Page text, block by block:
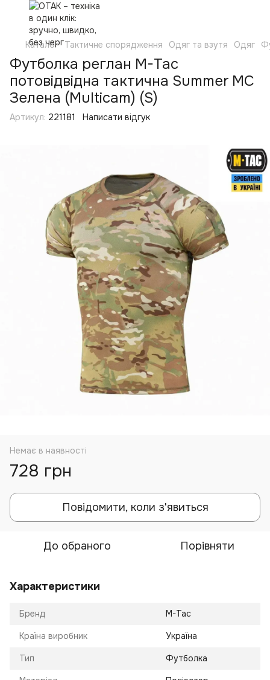
Каталог Тактичне спорядження Одяг та взутя Одяг
Футболка реглан M-Tac
потовідвідна тактична Summer MC
Зелена (Multicam) (S)
Артикул: 221181 Написати відгук
Немає в наявності
728 грн
Повідомити, коли з'явиться
До обраного Порівняти
Характеристики
Бренд M-Tac
Країна виробник Україна
Тип Футболка